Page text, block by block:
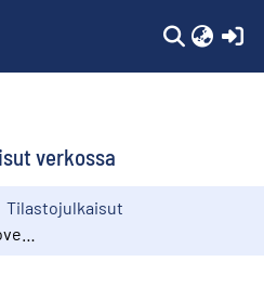
verkossa
Tilastojulkaisut